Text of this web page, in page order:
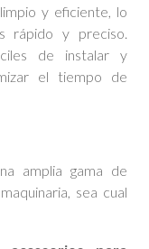
y eficiente, lo
rápido y preciso.
de instalar y
el tiempo de
amplia gama de
sea cual